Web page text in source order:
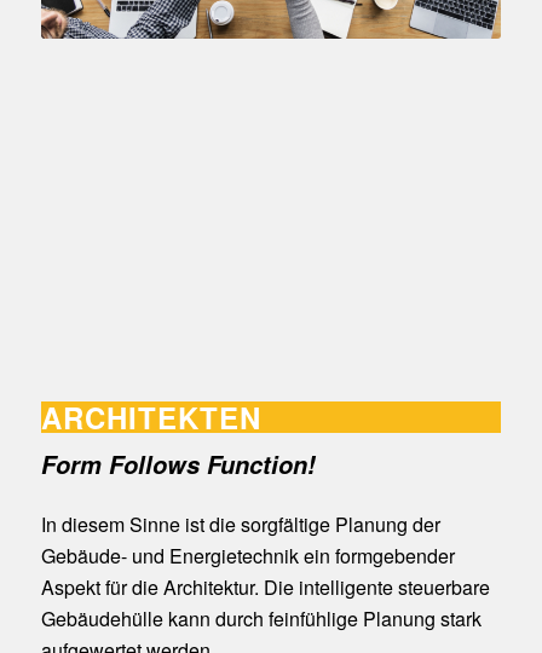
ARCHITEKTEN
Form Follows Function!
In diesem Sinne ist die sorgfältige Planung der
Gebäude- und Energietechnik ein formgebender
Aspekt für die Architektur. Die intelligente steuerbare
Gebäudehülle kann durch feinfühlige Planung stark